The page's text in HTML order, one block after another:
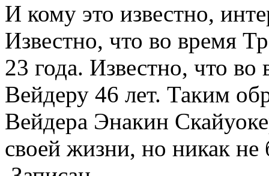
И кому это известно,
Известно, что во время
23 года. Известно, что
Вейдеру 46 лет. Таким
Вейдера Энакин
своей жизни, но никак